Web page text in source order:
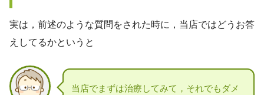
実は，前述のような質問をされた時に，当店ではどうお答
えしてるかというと
当店でまずは治療してみて，それでもダメ